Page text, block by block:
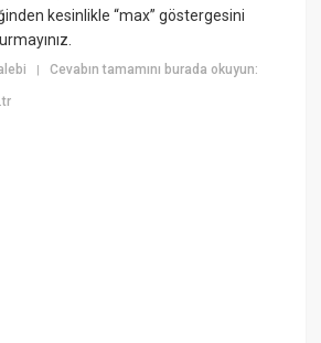
kesinlikle “max” göstergesini
|Cevabın tamamını burada okuyun: